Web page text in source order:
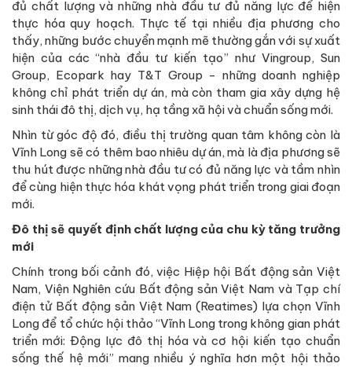
đủ chất lượng và những nhà đầu tư đủ năng lực để hiện
thực hóa quy hoạch. Thực tế tại nhiều địa phương cho
thấy, những bước chuyển mạnh mẽ thường gắn với sự xuất
hiện của các “nhà đầu tư kiến tạo” như Vingroup, Sun
Group, Ecopark hay T&T Group - những doanh nghiệp
không chỉ phát triển dự án, mà còn tham gia xây dựng hệ
sinh thái đô thị, dịch vụ, hạ tầng xã hội và chuẩn sống mới.
Nhìn từ góc độ đó, điều thị trường quan tâm không còn là
Vĩnh Long sẽ có thêm bao nhiêu dự án, mà là địa phương sẽ
thu hút được những nhà đầu tư có đủ năng lực và tầm nhìn
để cùng hiện thực hóa khát vọng phát triển trong giai đoạn
mới.
Đô thị sẽ quyết định chất lượng của chu kỳ tăng trưởng
mới
Chính trong bối cảnh đó, việc Hiệp hội Bất động sản Việt
Nam, Viện Nghiên cứu Bất động sản Việt Nam và Tạp chí
điện tử Bất động sản Việt Nam (Reatimes) lựa chọn Vĩnh
Long để tổ chức hội thảo “Vĩnh Long trong không gian phát
triển mới: Động lực đô thị hóa và cơ hội kiến tạo chuẩn
sống thế hệ mới” mang nhiều ý nghĩa hơn một hội thảo